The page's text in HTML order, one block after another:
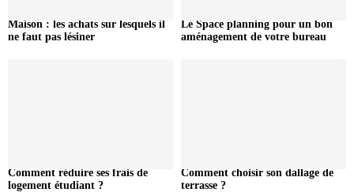
Maison : les achats sur lesquels il
ne faut pas lésiner
Le Space planning pour un bon
aménagement de votre bureau
Comment réduire ses frais de
logement étudiant ?
Comment choisir son dallage de
terrasse ?